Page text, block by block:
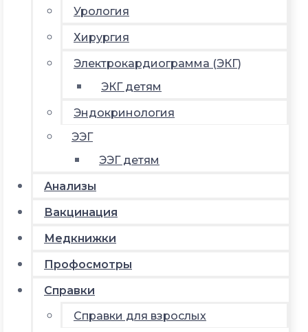
Урология
Хирургия
Электрокардиограмма (ЭКГ)
ЭКГ детям
Эндокринология
ЭЭГ
ЭЭГ детям
Анализы
Вакцинация
Медкнижки
Профосмотры
Справки
Справки для взрослых